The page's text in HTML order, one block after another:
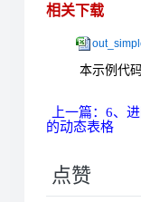
相关下载
本示例代
上一篇：6、
的动态表格
点赞